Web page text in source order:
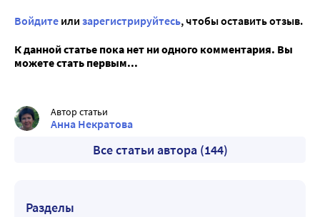
Войдите или зарегистрируйтесь, чтобы оставить отзыв.
К данной статье пока нет ни одного комментария. Вы
можете стать первым...
Автор статьи
Анна Некратова
Все статьи автора (144)
Разделы